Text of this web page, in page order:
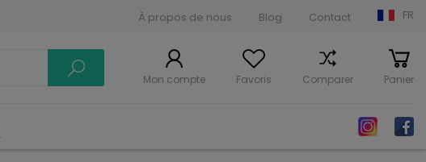
À propos de nous Blog Contact FR
Mon compte Favoris Comparer Panier